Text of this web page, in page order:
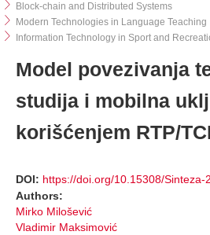
Block-chain and Distributed Systems
Modern Technologies in Language Teaching
Information Technology in Sport and
Model povezivanja
studija i mobilna
korišćenjem RTP/
DOI: https://doi.org/10.15308/Sinteza-
Authors:
Mirko Milošević
Vladimir Maksimović